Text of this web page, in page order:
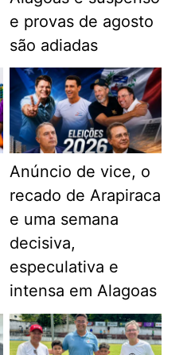
e provas de agosto
são adiadas
Anúncio de vice, o
recado de Arapiraca
e uma semana
decisiva,
especulativa e
intensa em Alagoas